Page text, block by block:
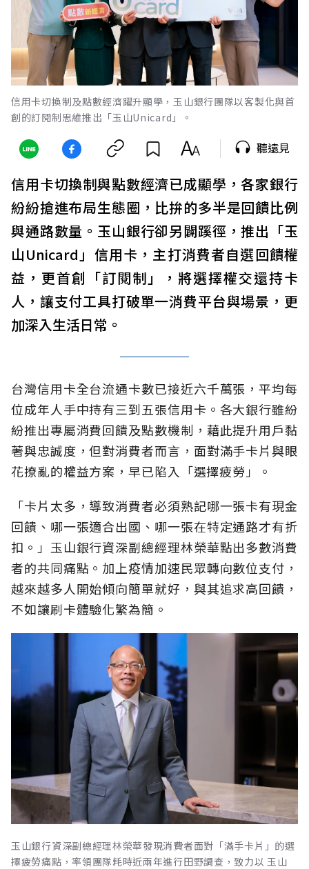
信用卡切換制及點數經濟躍升顯學，玉山銀行團隊以客製化與首
創的訂閱制思維推出「玉山Unicard」。
聽遠見
信用卡切換制與點數經濟已成顯學，各家銀行
紛紛搶進布局生態圈，比拚的多半是回饋比例
與通路數量。玉山銀行卻另闢蹊徑，推出「玉
山Unicard」信用卡，主打消費者自選回饋權
益，更首創「訂閱制」，將選擇權交還持卡
人，讓支付工具打破單一消費平台與場景，更
加深入生活日常。
台灣信用卡全台流通卡數已接近六千萬張，平均每
位成年人手中持有三到五張信用卡。各大銀行雖紛
紛推出專屬消費回饋及點數機制，藉此提升用戶黏
著與忠誠度，但對消費者而言，面對滿手卡片與眼
花撩亂的權益方案，早已陷入「選擇疲勞」。
「卡片太多，導致消費者必須熟記哪一張卡有現金
回饋、哪一張適合出國、哪一張在特定通路才有折
扣。」玉山銀行資深副總經理林榮華點出多數消費
者的共同痛點。加上疫情加速民眾轉向數位支付，
越來越多人開始傾向簡單就好，與其追求高回饋，
不如讓刷卡體驗化繁為簡。
玉山銀行資深副總經理林榮華發現消費者面對「滿手卡片」的選
擇疲勞痛點，率領團隊耗時近兩年進行田野調查，致力以 玉山